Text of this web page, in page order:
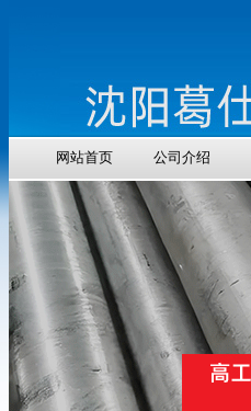
网站首页 公司介绍